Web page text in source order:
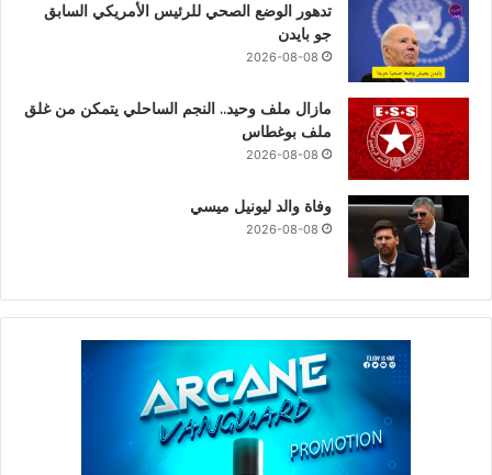
تدهور الوضع الصحي للرئيس الأمريكي السابق
جو بايدن
2026-08-08
مازال ملف وحيد.. النجم الساحلي يتمكن من غلق
ملف بوغطاس
2026-08-08
وفاة والد ليونيل ميسي
2026-08-08